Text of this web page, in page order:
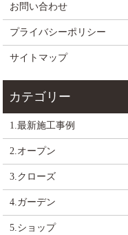
お問い合わせ
プライバシーポリシー
サイトマップ
1.最新施工事例
2.オープン
3.クローズ
4.ガーデン
5.ショップ